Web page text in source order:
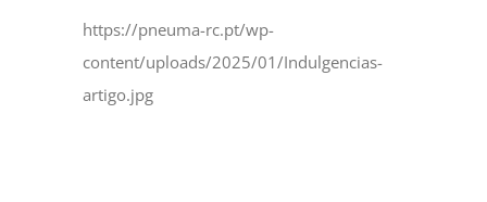
https://pneuma-rc.pt/wp-
content/uploads/2025/01/Indulgencias-
artigo.jpg